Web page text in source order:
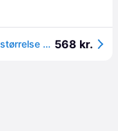
Wild Country Zero Friend Klippesikring størrelse 0,1 farve red 568 kr.